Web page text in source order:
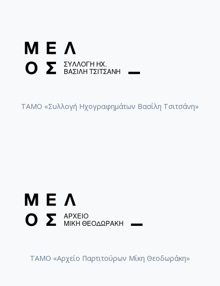
ΤΑΜΟ «Συλλογή Ηχογραφημάτων Βασίλη Τσιτσάνη»
ΤΑΜΟ «Αρχείο Παρτιτούρων Μίκη Θεοδωράκη»